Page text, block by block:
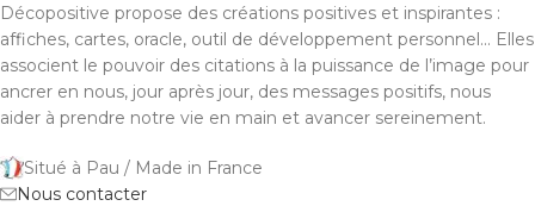
Décopositive propose des créations positives et inspirantes :
affiches, cartes, oracle, outil de développement personnel... Elles
associent le pouvoir des citations à la puissance de l’image pour
ancrer en nous, jour après jour, des messages positifs, nous
aider à prendre notre vie en main et avancer sereinement.
Situé à Pau / Made in France
Nous contacter